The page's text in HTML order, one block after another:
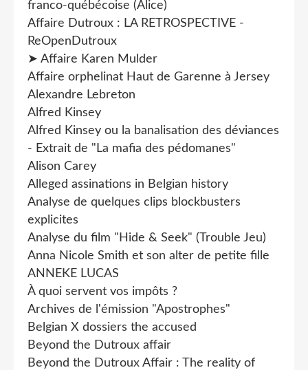
franco-québécoise (Alice)
Affaire Dutroux : LA RETROSPECTIVE -
ReOpenDutroux
➤ Affaire Karen Mulder
Affaire orphelinat Haut de Garenne à Jersey
Alexandre Lebreton
Alfred Kinsey
Alfred Kinsey ou la banalisation des déviances
- Extrait de "La mafia des pédomanes"
Alison Carey
Alleged assinations in Belgian history
Analyse de quelques clips blockbusters
explicites
Analyse du film "Hide & Seek" (Trouble Jeu)
Anna Nicole Smith et son alter de petite fille
ANNEKE LUCAS
À quoi servent vos impôts ?
Archives de l'émission "Apostrophes"
Belgian X dossiers the accused
Beyond the Dutroux affair
Beyond the Dutroux Affair : The reality of